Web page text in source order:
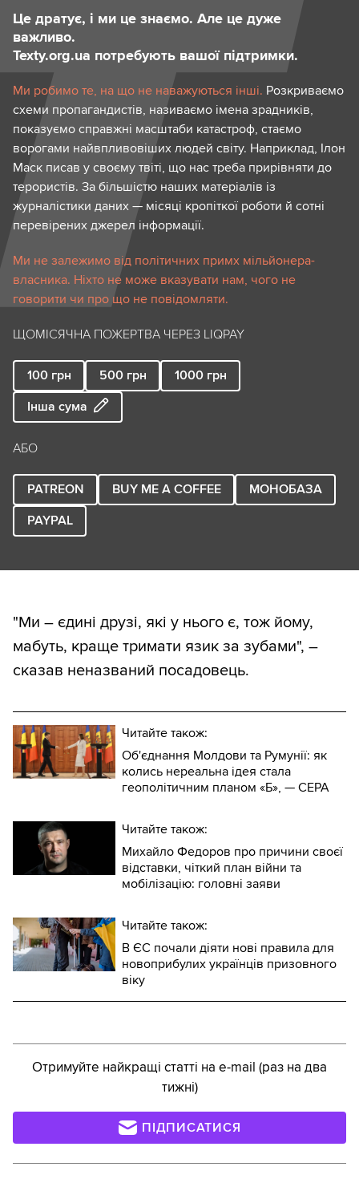
Це дратує, і ми це знаємо. Але це дуже
важливо.
Texty.org.ua потребують вашої підтримки.
Ми робимо те, на що не наважуються інші. Розкриваємо
схеми пропагандистів, називаємо імена зрадників,
показуємо справжні масштаби катастроф, стаємо
ворогами найвпливовіших людей світу. Наприклад, Ілон
Маск писав у своєму твіті, що нас треба прирівняти до
терористів. За більшістю наших матеріалів із
журналістики даних — місяці кропіткої роботи й сотні
перевірених джерел інформації.
Ми не залежимо від політичних примх мільйонера-
власника. Ніхто не може вказувати нам, чого не
говорити чи про що не повідомляти.
ЩОМІСЯЧНА ПОЖЕРТВА ЧЕРЕЗ LIQPAY
100 грн 500 грн 1000 грн
Інша сума
АБО
PATREON BUY ME A COFFEE
МОНОБАЗА
PAYPAL
"Ми – єдині друзі, які у нього є, тож йому,
мабуть, краще тримати язик за зубами", –
сказав неназваний посадовець.
Читайте також:
Об'єднання Молдови та Румунії: як
колись нереальна ідея стала
геополітичним планом «Б», — CEPA
Читайте також:
Михайло Федоров про причини своєї
відставки, чіткий план війни та
мобілізацію: головні заяви
Читайте також:
В ЄС почали діяти нові правила для
новоприбулих українців призовного
віку
Отримуйте найкращі статті на e-mail (раз на два
тижні)
ПІДПИСАТИСЯ